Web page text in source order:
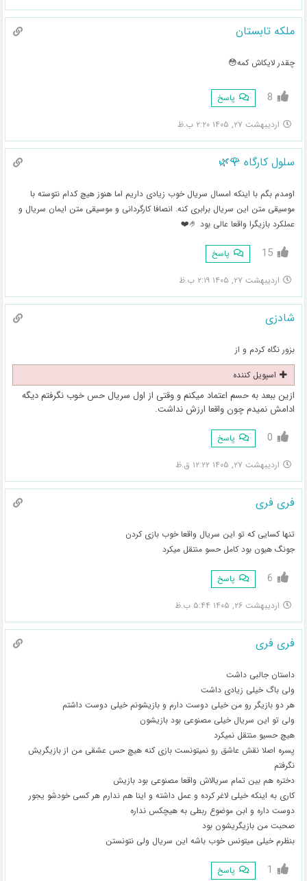
ملکه تابستان
چقدر لایکاش کمه😳
8 پاسخ
اردیبهشت ۲۷, ۱۴۰۵ ۲:۲۰ ب.ظ
سلول کارگاه 🌹🌿
اومدم بگم با اینکه امسال سریال خوب زیادی داریم اما هنوز هیچ کدام نتوسته با
موسیقی متن این سریال برابری کنه. انصافا کارگردانی و موسیقی متن ایمان سریال و
عملکرد بازیگرا واقعا عالی بود 🤌❤️
15 پاسخ
اردیبهشت ۲۷, ۱۴۰۵ ۲:۱۹ ب.ظ
شادزی
بزور نگاه کردم و از
اسپویل کننده
ازین ببعد به حسم اعتماد میکنم و وقتی از اول سریال حس خوب نگرفتم دیگه
ادامش نمیدم چون واقعا ارزش نداشت.‌
0 پاسخ
اردیبهشت ۲۷, ۱۴۰۵ ۱۲:۲۲ ق.ظ
فری فری
تنها کسایی که تو این سریال واقعا خوب بازی کردن
جونگ هیون بود کامل حسو منتقل میکرد
6 پاسخ
اردیبهشت ۲۶, ۱۴۰۵ ۵:۴۴ ب.ظ
فری فری
داستان جالبی داشت
ولی باگ خیلی زیادی داشت
هر دو بازیگر رو من خیلی دوست دارم و بازیشونم خیلی دوست داشتم
ولی تو این سریال خیلی مصنوعی بود بازیشون
هیچ حسیو منتقل نمیکرد
پسره اصلا نقش عاشق رو نمیتونست بازی کنه هیچ حس عشقی من از بازیگریش
نگرفتم
دختره هم بین تمام سریالاش واقعا مصنوعی بود بازیش
کاری به اینکه خیلی لاغر کرده و عمل داشته و اینا هم ندارم هر کسی خودشو یجور
دوست داره و ابن موضوع ربطی به هیچکس نداره
صحبت من بازیگریشون بود
بنظرم خیلی میتونس خوب باشه این سریال ولی نتونستن
1 پاسخ